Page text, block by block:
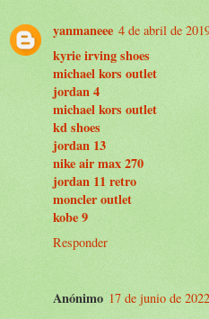
yanmaneee 4 de abril de
kyrie irving shoes
michael kors outlet
jordan 4
michael kors outlet
kd shoes
jordan 13
nike air max 270
jordan 11 retro
moncler outlet
kobe 9
Responder
Anónimo 17 de junio de